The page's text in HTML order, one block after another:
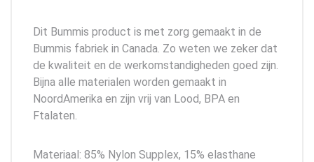
Dit Bummis product is met zorg gemaakt in de
Bummis fabriek in Canada. Zo weten we zeker dat
de kwaliteit en de werkomstandigheden goed zijn.
Bijna alle materialen worden gemaakt in
NoordAmerika en zijn vrij van Lood, BPA en
Ftalaten.
Materiaal: 85% Nylon Supplex, 15% elasthane